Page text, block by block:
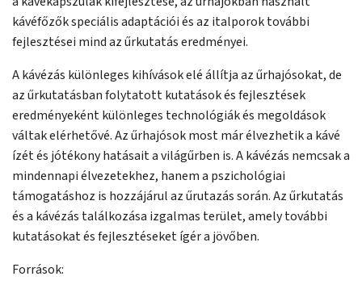
kávéfőzők speciális adaptációi és az italporok további
fejlesztései mind az űrkutatás eredményei.
A kávézás különleges kihívások elé állítja az űrhajósokat, de
az űrkutatásban folytatott kutatások és fejlesztések
eredményeként különleges technológiák és megoldások
váltak elérhetővé. Az űrhajósok most már élvezhetik a kávé
ízét és jótékony hatásait a világűrben is. A kávézás nemcsak a
mindennapi élvezetekhez, hanem a pszichológiai
támogatáshoz is hozzájárul az űrutazás során. Az űrkutatás
és a kávézás találkozása izgalmas terület, amely további
kutatásokat és fejlesztéseket ígér a jövőben.
Források: